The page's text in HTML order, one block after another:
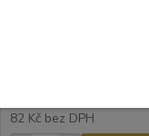
školy, provozy i sklady.
× 125 cm jsou ideální
82 Kč bez DPH